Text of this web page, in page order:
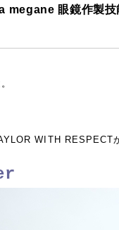
megane 眼鏡作製技
WITH RESPECT